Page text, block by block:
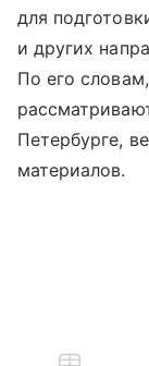
для
и других
По его
Петербурге,
материалов.